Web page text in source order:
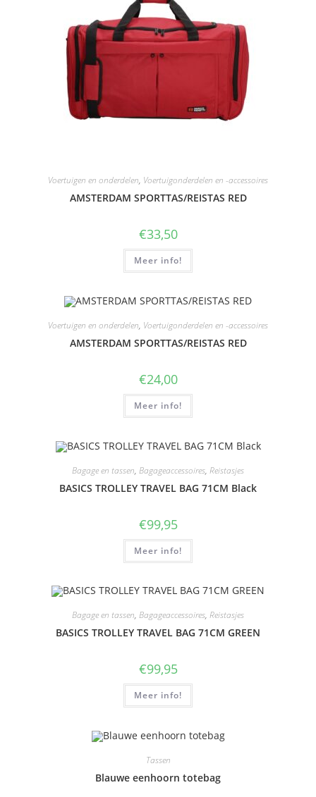
Voertuigen en onderdelen, Voertuigonderdelen en -accessoires
AMSTERDAM SPORTTAS/REISTAS RED
€33,50
Meer info!
Voertuigen en onderdelen, Voertuigonderdelen en -accessoires
AMSTERDAM SPORTTAS/REISTAS RED
€24,00
Meer info!
Bagage en tassen, Bagageaccessoires, Reistasjes
BASICS TROLLEY TRAVEL BAG 71CM Black
€99,95
Meer info!
Bagage en tassen, Bagageaccessoires, Reistasjes
BASICS TROLLEY TRAVEL BAG 71CM GREEN
€99,95
Meer info!
Tassen
Blauwe eenhoorn totebag